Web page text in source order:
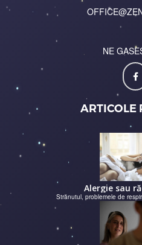
NE
ARTICOLE
Strănutul, problemele de